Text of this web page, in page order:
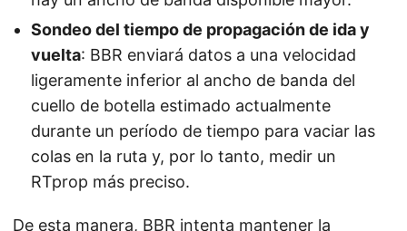
Sondeo del tiempo de propagación de ida y
vuelta: BBR enviará datos a una velocidad
ligeramente inferior al ancho de banda del
cuello de botella estimado actualmente
durante un período de tiempo para vaciar las
colas en la ruta y, por lo tanto, medir un
RTprop más preciso.
De esta manera, BBR intenta mantener la